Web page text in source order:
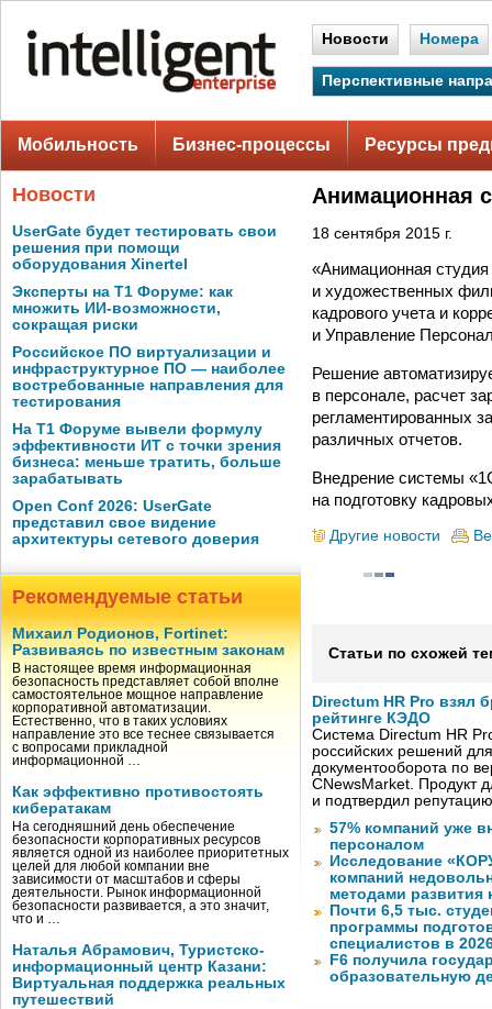
Новости Номера
Перспективные
Мобильность Бизнес-процессы Ресурсы
Новости
UserGate будет тестировать свои
решения при помощи
оборудования Xinertel
Эксперты на Т1 Форуме: как
множить ИИ-возможности,
сокращая риски
Российское ПО виртуализации и
инфраструктурное ПО — наиболее
востребованные направления для
тестирования
На Т1 Форуме вывели формулу
эффективности ИТ с точки зрения
бизнеса: меньше тратить, больше
зарабатывать
Open Conf 2026: UserGate
представил свое видение
архитектуры сетевого доверия
Рекомендуемые статьи
Михаил Родионов, Fortinet:
Развиваясь по известным законам
В настоящее время информационная
безопасность представляет собой вполне
самостоятельное мощное направление
корпоративной автоматизации.
Естественно, что в таких условиях
направление это все теснее связывается
с вопросами прикладной
информационной …
Как эффективно противостоять
кибератакам
На сегодняшний день обеспечение
безопасности корпоративных ресурсов
является одной из наиболее приоритетных
целей для любой компании вне
зависимости от масштабов и сферы
деятельности. Рынок информационной
безопасности развивается, а это значит,
что и …
Наталья Абрамович, Туристско-
информационный центр Казани:
Виртуальная поддержка реальных
путешествий
Анимационная
18 сентября 2015 г.
«Анимационная
и художественных
кадрового учета и
и Управление
Решение
в персонале, расчет
регламентированных
различных отчетов.
Внедрение системы
на подготовку
Другие новости
Статьи по схожей
Directum HR Pro взял
рейтинге КЭДО
Система Directum HR
российских решений
документооборота по
CNewsMarket. Продукт
и подтвердил
57% компаний уже
персоналом
Исследование
компаний
методами развития
Почти 6,5 тыс.
программы
специалистов в
F6 получила
образовательную